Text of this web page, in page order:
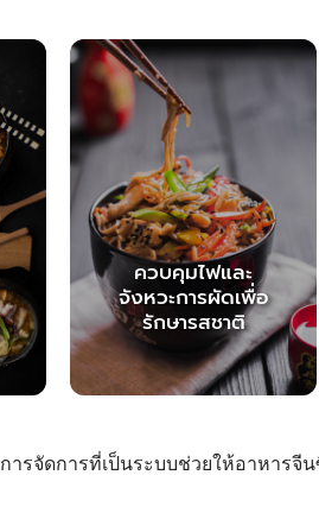
ควบคุมไฟและ
จังหวะการผัดเพื่อ
รักษารสชาติ
การจัดการที่เป็นระบบช่วยให้อาหาร